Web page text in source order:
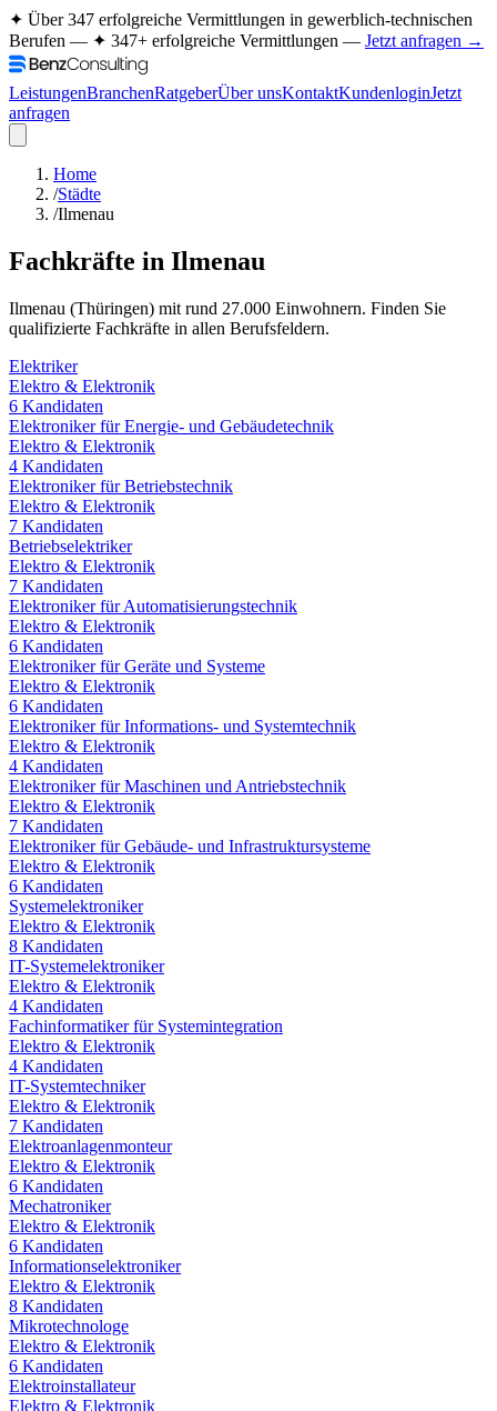
✦ Über 347 erfolgreiche Vermittlungen in gewerblich-technischen
Berufen — ✦ 347+ erfolgreiche Vermittlungen — Jetzt anfragen →
LeistungenBranchenRatgeberÜber unsKontaktKundenloginJetzt
anfragen
Home
/Städte
/Ilmenau
Fachkräfte in Ilmenau
Ilmenau (Thüringen) mit rund 27.000 Einwohnern. Finden Sie
qualifizierte Fachkräfte in allen Berufsfeldern.
Elektriker
Elektro & Elektronik
6 Kandidaten
Elektroniker für Energie- und Gebäudetechnik
Elektro & Elektronik
4 Kandidaten
Elektroniker für Betriebstechnik
Elektro & Elektronik
7 Kandidaten
Betriebselektriker
Elektro & Elektronik
7 Kandidaten
Elektroniker für Automatisierungstechnik
Elektro & Elektronik
6 Kandidaten
Elektroniker für Geräte und Systeme
Elektro & Elektronik
6 Kandidaten
Elektroniker für Informations- und Systemtechnik
Elektro & Elektronik
4 Kandidaten
Elektroniker für Maschinen und Antriebstechnik
Elektro & Elektronik
7 Kandidaten
Elektroniker für Gebäude- und Infrastruktursysteme
Elektro & Elektronik
6 Kandidaten
Systemelektroniker
Elektro & Elektronik
8 Kandidaten
IT-Systemelektroniker
Elektro & Elektronik
4 Kandidaten
Fachinformatiker für Systemintegration
Elektro & Elektronik
4 Kandidaten
IT-Systemtechniker
Elektro & Elektronik
7 Kandidaten
Elektroanlagenmonteur
Elektro & Elektronik
6 Kandidaten
Mechatroniker
Elektro & Elektronik
6 Kandidaten
Informationselektroniker
Elektro & Elektronik
8 Kandidaten
Mikrotechnologe
Elektro & Elektronik
6 Kandidaten
Elektroinstallateur
Elektro & Elektronik